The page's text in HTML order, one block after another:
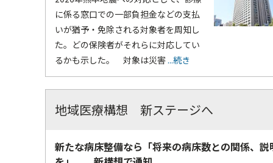
に係る窓口での一部負担金などの支払
いが猶予・免除される対象者を周知し
た。どの保険者がそれらに対応してい
るかも示した。 対象は災害...続き
地域医療構想 新ステージへ
新たな病床整備なら「将来の病床数との関係、説